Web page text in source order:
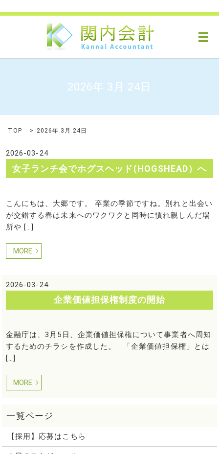
メ
2026年 3月 24日
TOP 2026年 3月 24日
2026-03-24
女子ランチ会でホグスヘッド(HOGSHEAD）へ
こんにちは、大郷です。 卒業の季節ですね。別れと出会い
が交錯する春は未来へのワクワクと同時に慣れ親しんだ場
所や […]
MORE
2026-03-24
企業価値担保権制度の開始
金融庁は、3月5日、企業価値担保権について事業者へ周知
するためのチラシを作成した。 「企業価値担保権」とは
[…]
MORE
【採用】応募はこちら